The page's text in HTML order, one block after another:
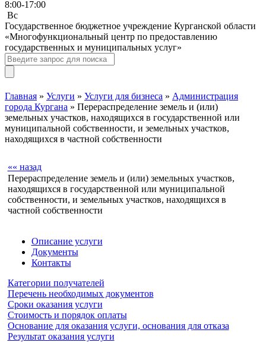
8:00-17:00
Bc
Государственное бюджетное учреждение Курганской области
«Многофункциональный центр по предоставлению
государственных и муниципальных услуг»
Главная » Услуги » Услуги для бизнеса » Администрация
города Кургана » Перераспределение земель и (или)
земельных участков, находящихся в государственной или
муниципальной собственности, и земельных участков,
находящихся в частной собственности
«« назад
Перераспределение земель и (или) земельных участков,
находящихся в государственной или муниципальной
собственности, и земельных участков, находящихся в
частной собственности
Описание услуги
Документы
Контакты
Категории получателей
Перечень необходимых документов
Сроки оказания услуги
Стоимость и порядок оплаты
Основание для оказания услуги, основания для отказа
Результат оказания услуги